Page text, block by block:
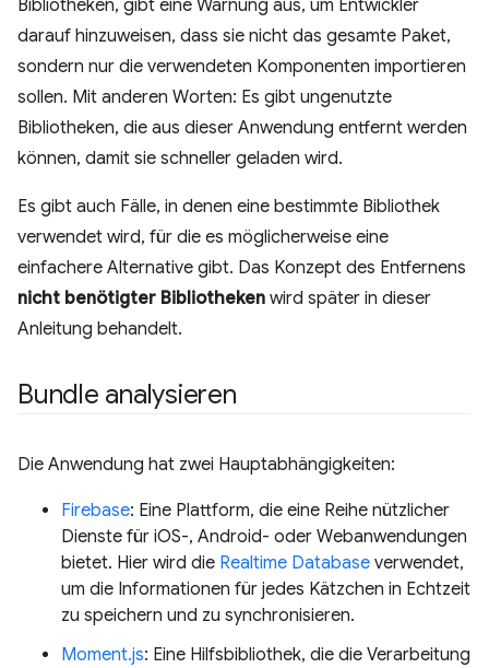
Bibliotheken, gibt eine Warnung aus, um Entwickler
darauf hinzuweisen, dass sie nicht das gesamte Paket,
sondern nur die verwendeten Komponenten importieren
sollen. Mit anderen Worten: Es gibt ungenutzte
Bibliotheken, die aus dieser Anwendung entfernt werden
können, damit sie schneller geladen wird.
Es gibt auch Fälle, in denen eine bestimmte Bibliothek
verwendet wird, für die es möglicherweise eine
einfachere Alternative gibt. Das Konzept des Entfernens
nicht benötigter Bibliotheken wird später in dieser
Anleitung behandelt.
Bundle analysieren
Die Anwendung hat zwei Hauptabhängigkeiten:
Firebase: Eine Plattform, die eine Reihe nützlicher
Dienste für iOS-, Android- oder Webanwendungen
bietet. Hier wird die Realtime Database verwendet,
um die Informationen für jedes Kätzchen in Echtzeit
zu speichern und zu synchronisieren.
Moment.js: Eine Hilfsbibliothek, die die Verarbeitung